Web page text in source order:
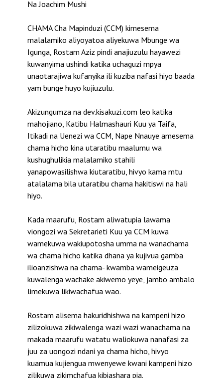
Na Joachim Mushi
CHAMA Cha Mapinduzi (CCM) kimesema
malalamiko aliyoyatoa aliyekuwa Mbunge wa
Igunga, Rostam Aziz pindi anajiuzulu hayawezi
kuwanyima ushindi katika uchaguzi mpya
unaotarajiwa kufanyika ili kuziba nafasi hiyo baada
yam bunge huyo kujiuzulu.
Akizungumza na dev.kisakuzi.com leo katika
mahojiano, Katibu Halmashauri Kuu ya Taifa,
Itikadi na Uenezi wa CCM, Nape Nnauye amesema
chama hicho kina utaratibu maalumu wa
kushughulikia malalamiko stahili
yanapowasilishwa kiutaratibu, hivyo kama mtu
atalalama bila utaratibu chama hakitiswi na hali
hiyo.
Kada maarufu, Rostam aliwatupia lawama
viongozi wa Sekretarieti Kuu ya CCM kuwa
wamekuwa wakiupotosha umma na wanachama
wa chama hicho katika dhana ya kujivua gamba
ilioanzishwa na chama- kwamba wameigeuza
kuwalenga wachake akiwemo yeye, jambo ambalo
limekuwa likiwachafua wao.
Rostam alisema hakuridhishwa na kampeni hizo
zilizokuwa zikiwalenga wazi wazi wanachama na
makada maarufu watatu waliokuwa nanafasi za
juu za uongozi ndani ya chama hicho, hivyo
kuamua kujiengua mwenyewe kwani kampeni hizo
zilikuwa zikimchafua kibiashara pia.